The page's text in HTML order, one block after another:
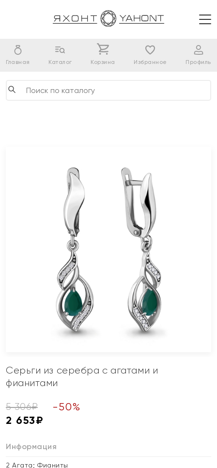
Главная Каталог Корзина Избранное Профиль
Серьги из серебра с агатами и
фианитами
5 306₽ -50%
2 653₽
Информация
2 Агата; Фианиты